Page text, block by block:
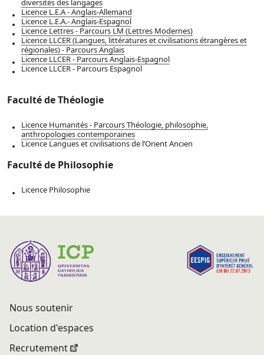
diversités des langages
Licence L.E.A - Anglais-Allemand
Licence L.E.A.- Anglais-Espagnol
Licence Lettres - Parcours LM (Lettres Modernes)
Licence LLCER (Langues, littératures et civilisations étrangères et
régionales) - Parcours Anglais
Licence LLCER - Parcours Anglais-Espagnol
Licence LLCER - Parcours Espagnol
Faculté de Théologie
Licence Humanités - Parcours Théologie, philosophie,
anthropologies contemporaines
Licence Langues et civilisations de l’Orient Ancien
Faculté de Philosophie
Licence Philosophie
Nous soutenir
Location d'espaces
Recrutement